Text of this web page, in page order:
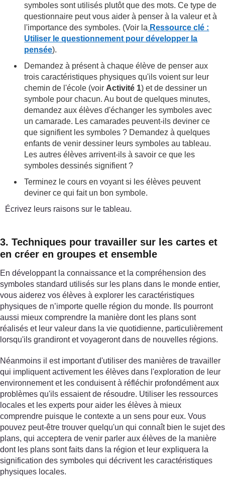
symboles sont utilisés plutôt que des mots. Ce type de
questionnaire peut vous aider à penser à la valeur et à
l'importance des symboles. (Voir la Ressource clé :
Utiliser le questionnement pour développer la
pensée).
Demandez à présent à chaque élève de penser aux
trois caractéristiques physiques qu'ils voient sur leur
chemin de l'école (voir Activité 1) et de dessiner un
symbole pour chacun. Au bout de quelques minutes,
demandez aux élèves d'échanger les symboles avec
un camarade. Les camarades peuvent-ils deviner ce
que signifient les symboles ? Demandez à quelques
enfants de venir dessiner leurs symboles au tableau.
Les autres élèves arrivent-ils à savoir ce que les
symboles dessinés signifient ?
Terminez le cours en voyant si les élèves peuvent
deviner ce qui fait un bon symbole.
Écrivez leurs raisons sur le tableau.
3. Techniques pour travailler sur les cartes et
en créer en groupes et ensemble
En développant la connaissance et la compréhension des
symboles standard utilisés sur les plans dans le monde entier,
vous aiderez vos élèves à explorer les caractéristiques
physiques de n’importe quelle région du monde. Ils pourront
aussi mieux comprendre la manière dont les plans sont
réalisés et leur valeur dans la vie quotidienne, particulièrement
lorsqu'ils grandiront et voyageront dans de nouvelles régions.
Néanmoins il est important d'utiliser des manières de travailler
qui impliquent activement les élèves dans l'exploration de leur
environnement et les conduisent à réfléchir profondément aux
problèmes qu'ils essaient de résoudre. Utiliser les ressources
locales et les experts pour aider les élèves à mieux
comprendre puisque le contexte a un sens pour eux. Vous
pouvez peut-être trouver quelqu'un qui connaît bien le sujet des
plans, qui acceptera de venir parler aux élèves de la manière
dont les plans sont faits dans la région et leur expliquera la
signification des symboles qui décrivent les caractéristiques
physiques locales.